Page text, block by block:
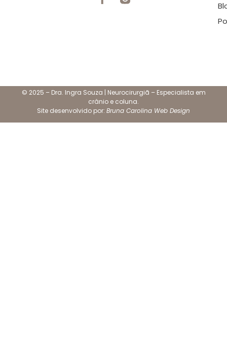
© 2025 – Dra. Ingra Souza | Neurocirurgiã – Especialista em
crânio e coluna.
Site desenvolvido por: Bruna Carolina Web Design